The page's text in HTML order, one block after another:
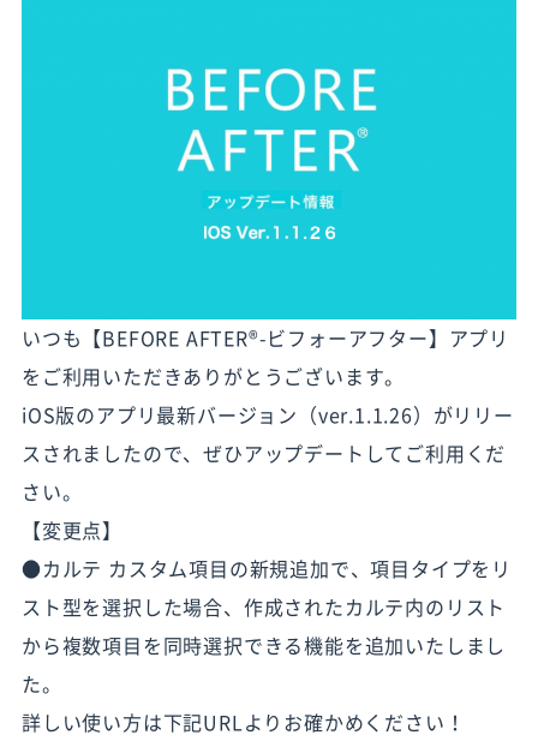
いつも【BEFORE AFTER®-ビフォーアフター】アプリ
をご利用いただきありがとうございます。
iOS版のアプリ最新バージョン（ver.1.1.26）がリリー
スされましたので、ぜひアップデートしてご利用くだ
さい。
【変更点】
●カルテ カスタム項目の新規追加で、項目タイプをリ
スト型を選択した場合、作成されたカルテ内のリスト
から複数項目を同時選択できる機能を追加いたしまし
た。
詳しい使い方は下記URLよりお確かめください！